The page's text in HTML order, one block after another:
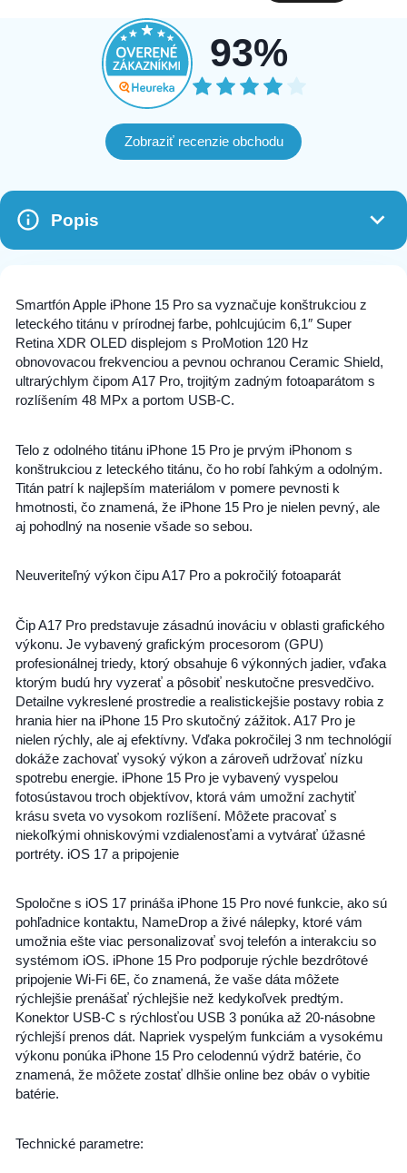
93%
Zobraziť recenzie obchodu
Popis
Smartfón Apple iPhone 15 Pro sa vyznačuje konštrukciou z
leteckého titánu v prírodnej farbe, pohlcujúcim 6,1″ Super
Retina XDR OLED displejom s ProMotion 120 Hz
obnovovacou frekvenciou a pevnou ochranou Ceramic Shield,
ultrarýchlym čipom A17 Pro, trojitým zadným fotoaparátom s
rozlíšením 48 MPx a portom USB-C.
Telo z odolného titánu iPhone 15 Pro je prvým iPhonom s
konštrukciou z leteckého titánu, čo ho robí ľahkým a odolným.
Titán patrí k najlepším materiálom v pomere pevnosti k
hmotnosti, čo znamená, že iPhone 15 Pro je nielen pevný, ale
aj pohodlný na nosenie všade so sebou.
Neuveriteľný výkon čipu A17 Pro a pokročilý fotoaparát
Čip A17 Pro predstavuje zásadnú inováciu v oblasti grafického
výkonu. Je vybavený grafickým procesorom (GPU)
profesionálnej triedy, ktorý obsahuje 6 výkonných jadier, vďaka
ktorým budú hry vyzerať a pôsobiť neskutočne presvedčivo.
Detailne vykreslené prostredie a realistickejšie postavy robia z
hrania hier na iPhone 15 Pro skutočný zážitok. A17 Pro je
nielen rýchly, ale aj efektívny. Vďaka pokročilej 3 nm technológií
dokáže zachovať vysoký výkon a zároveň udržovať nízku
spotrebu energie. iPhone 15 Pro je vybavený vyspelou
fotosústavou troch objektívov, ktorá vám umožní zachytiť
krásu sveta vo vysokom rozlíšení. Môžete pracovať s
niekoľkými ohniskovými vzdialenosťami a vytvárať úžasné
portréty. iOS 17 a pripojenie
Spoločne s iOS 17 prináša iPhone 15 Pro nové funkcie, ako sú
pohľadnice kontaktu, NameDrop a živé nálepky, ktoré vám
umožnia ešte viac personalizovať svoj telefón a interakciu so
systémom iOS. iPhone 15 Pro podporuje rýchle bezdrôtové
pripojenie Wi-Fi 6E, čo znamená, že vaše dáta môžete
rýchlejšie prenášať rýchlejšie než kedykoľvek predtým.
Konektor USB-C s rýchlosťou USB 3 ponúka až 20-násobne
rýchlejší prenos dát. Napriek vyspelým funkciám a vysokému
výkonu ponúka iPhone 15 Pro celodennú výdrž batérie, čo
znamená, že môžete zostať dlhšie online bez obáv o vybitie
batérie.
Technické parametre: